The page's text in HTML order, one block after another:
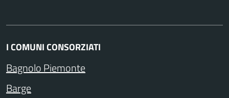
I COMUNI CONSORZIATI
Bagnolo Piemonte
Barge